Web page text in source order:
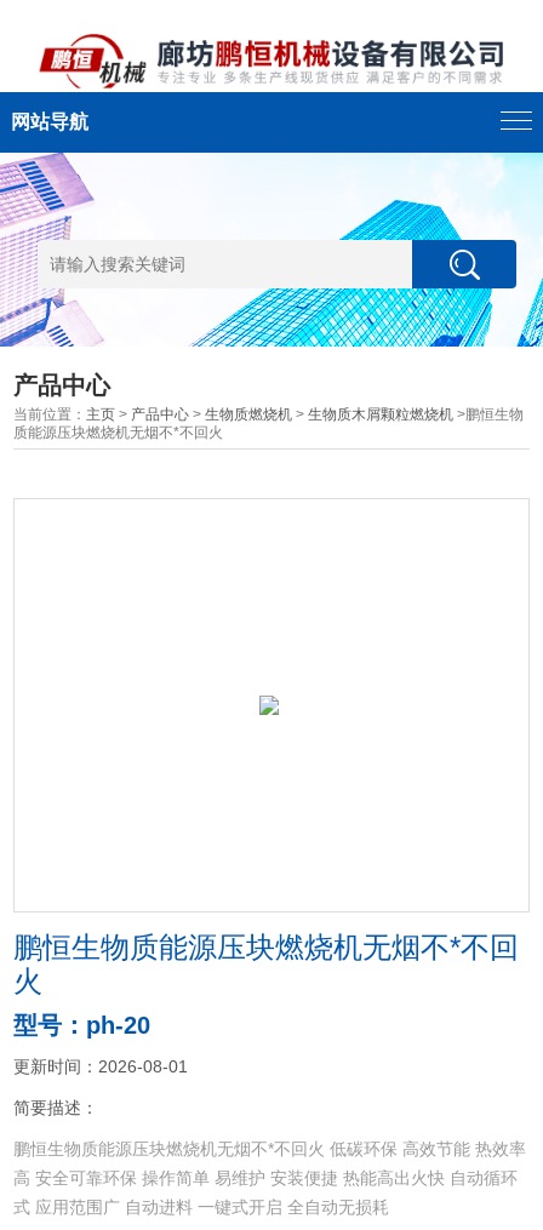
网站导航
产品中心
当前位置： 主页 > 产品中心 >生物质燃烧机 >生物质木屑颗粒燃烧机 >鹏恒生物
质能源压块燃烧机无烟不*不回火
鹏恒生物质能源压块燃烧机无烟不*不回
火
型号：ph-20
更新时间：2026-08-01
简要描述：
鹏恒生物质能源压块燃烧机无烟不*不回火 低碳环保 高效节能 热效率
高 安全可靠环保 操作简单 易维护 安装便捷 热能高出火快 自动循环
式 应用范围广 自动进料 一键式开启 全自动无损耗